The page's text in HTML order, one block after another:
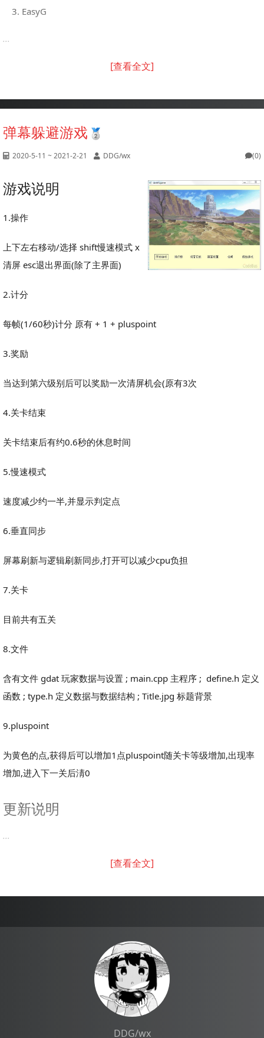
EasyG
...
[查看全文]
弹幕躲避游戏
2020-5-11 ~ 2021-2-21 DDG/wx (0)
游戏说明
1.操作
上下左右移动/选择 shift慢速模式 x
清屏 esc退出界面(除了主界面)
2.计分
每帧(1/60秒)计分 原有 + 1 + pluspoint
3.奖励
当达到第六级别后可以奖励一次清屏机会(原有3次
4.关卡结束
关卡结束后有约0.6秒的休息时间
5.慢速模式
速度减少约一半,并显示判定点
6.垂直同步
屏幕刷新与逻辑刷新同步,打开可以减少cpu负担
7.关卡
目前共有五关
8.文件
含有文件 gdat 玩家数据与设置 ; main.cpp 主程序 ; define.h 定义
函数 ; type.h 定义数据与数据结构 ; Title.jpg 标题背景
9.pluspoint
为黄色的点,获得后可以增加1点pluspoint随关卡等级增加,出现率
增加,进入下一关后淸0
更新说明
...
[查看全文]
DDG/wx